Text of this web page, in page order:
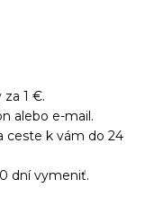
1 €.
alebo e-mail.
ceste k vám do 24
dní vymeniť.